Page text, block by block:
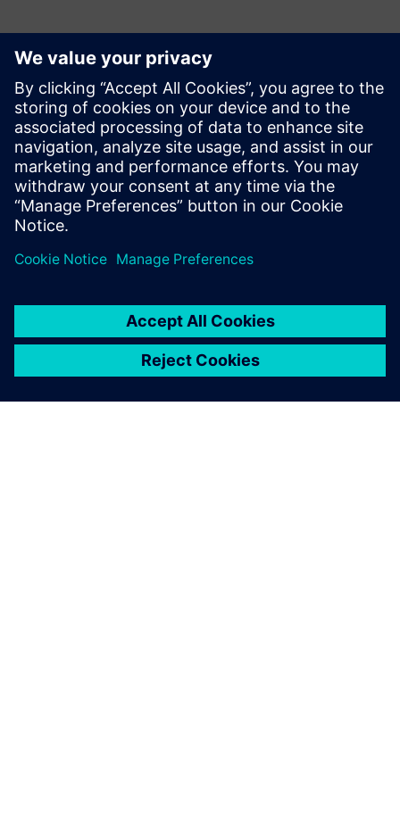
SCE pretraživač podrške
Pošaljite nam svoje upite za podršku u vezi s
obrazovanjem, istraživanjem i razvojem.
Vaš zahtjev